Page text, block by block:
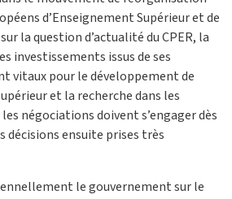
d’Enseignement Supérieur et de
la question d’actualité du CPER, la
investissements issus de ses
vitaux pour le développement de
et la recherche dans les
négociations doivent s’engager dès
ensuite prises très
le gouvernement sur le